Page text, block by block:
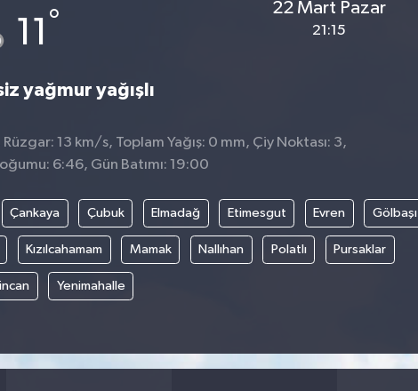
11 °
yağmur yağışlı
22 Mart Pazar
21:15
Rüzgar: 13 km/s, Toplam Yağış: 0 mm, Çiy Noktası: 3,
6:46, Gün Batımı: 19:00
Çankaya Çubuk Elmadağ Etimesgut Evren Gölbaşı
Kızılcahamam Mamak Nallıhan Polatlı Pursaklar
Yenimahalle